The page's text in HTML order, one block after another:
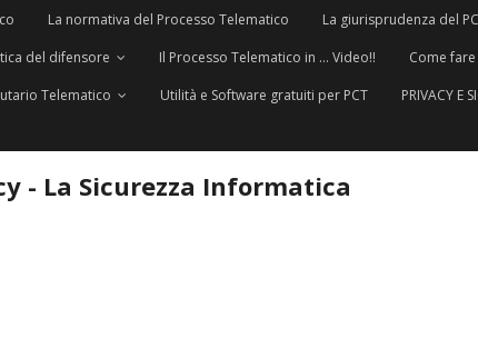
La normativa del Processo Telematico
La giurisprudenza del
del difensore Il Processo Telematico in … Video!!
Come
Telematico Utilità e Software gratuiti per PCT
PRIVACY E
- La Sicurezza Informatica